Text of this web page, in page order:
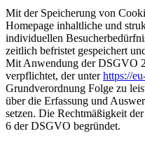
Mit der Speicherung von
Homepage inhaltliche und
individuellen
zeitlich befristet gespeichert
Mit Anwendung der DSGVO
verpflichtet, der unterhttps://
Grundverordnung Folge zu
über die Erfassung und
setzen. Die Rechtmäßigkeit
6 der DSGVO begründet.